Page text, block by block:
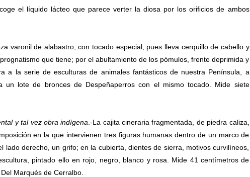
el líquido lácteo que parece verter la diosa por los oriﬁcios de ambos
varonil de alabastro, con tocado especial, pues lleva cerquillo de cabello y
que tiene; por el abultamiento de los pómulos, frente deprimida y
a la serie de esculturas de animales fantásticos de nuestra Península, a
lote de bronces de Despeñaperros con el mismo tocado. Mide siete
y tal vez obra indígena .-La cajita cineraria fragmentada, de piedra caliza,
en la que intervienen tres ﬁguras humanas dentro de un marco de
lado derecho, un grifo; en la cubierta, dientes de sierra, motivos curvilíneos,
pintado ello en rojo, negro, blanco y rosa. Mide 41 centímetros de
Marqués de Cerralbo.